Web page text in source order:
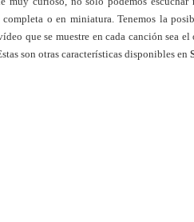
o en miniatura. Tenemos la
que se muestre en cada canción sea
son otras características disponibles en